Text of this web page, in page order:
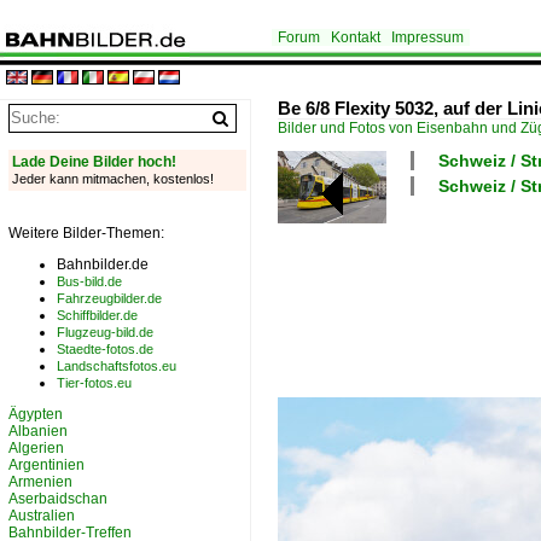
Forum Kontakt Impressum
Be 6/8 Flexity 5032, auf der
Bilder und Fotos von Eisenbahn und
Schweiz /
Schweiz /
Lade Deine Bilder hoch!
Jeder kann mitmachen, kostenlos!
Weitere Bilder-Themen:
Bahnbilder.de
Bus-bild.de
Fahrzeugbilder.de
Schiffbilder.de
Flugzeug-bild.de
Staedte-fotos.de
Landschaftsfotos.eu
Tier-fotos.eu
Ägypten
Albanien
Algerien
Argentinien
Armenien
Aserbaidschan
Australien
Bahnbilder-Treffen